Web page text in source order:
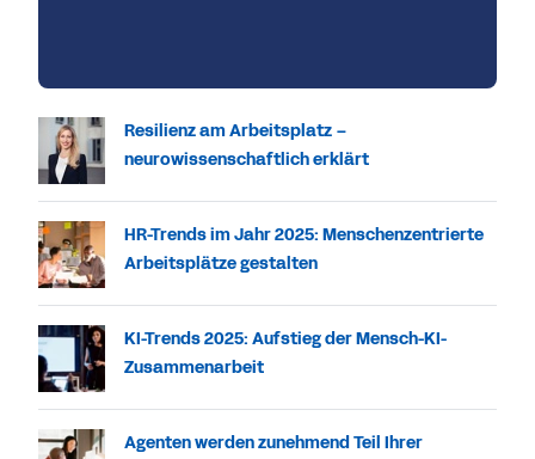
Resilienz am Arbeitsplatz –
neurowissenschaftlich erklärt
HR-Trends im Jahr 2025: Menschenzentrierte
Arbeitsplätze gestalten
KI-Trends 2025: Aufstieg der Mensch-KI-
Zusammenarbeit
Agenten werden zunehmend Teil Ihrer